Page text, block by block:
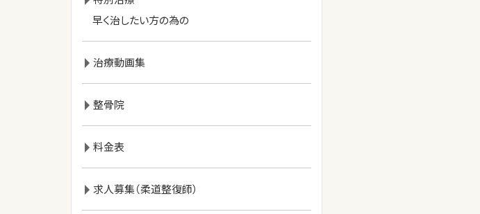
早く治したい方の為の
治療動画集
整骨院
料金表
求人募集（柔道整復師）